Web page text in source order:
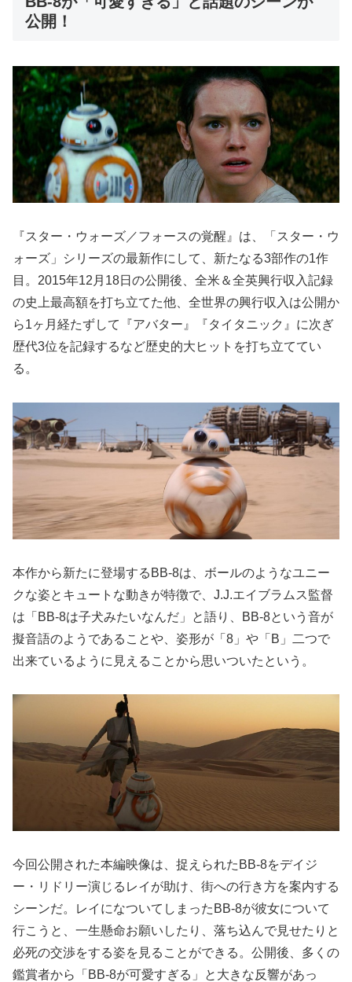
公開！
『スター・ウォーズ／フォースの覚醒』は、「スター・ウ
ォーズ」シリーズの最新作にして、新たなる3部作の1作
目。2015年12月18日の公開後、全米＆全英興行収入記録
の史上最高額を打ち立てた他、全世界の興行収入は公開か
ら1ヶ月経たずして『アバター』『タイタニック』に次ぎ
歴代3位を記録するなど歴史的大ヒットを打ち立ててい
る。
本作から新たに登場するBB-8は、ボールのようなユニー
クな姿とキュートな動きが特徴で、J.J.エイブラムス監督
は「BB-8は子犬みたいなんだ」と語り、BB-8という音が
擬音語のようであることや、姿形が「8」や「B」二つで
出来ているように見えることから思いついたという。
今回公開された本編映像は、捉えられたBB-8をデイジ
ー・リドリー演じるレイが助け、街への行き方を案内する
シーンだ。レイになついてしまったBB-8が彼女について
行こうと、一生懸命お願いしたり、落ち込んで見せたりと
必死の交渉をする姿を見ることができる。公開後、多くの
鑑賞者から「BB-8が可愛すぎる」と大きな反響があっ